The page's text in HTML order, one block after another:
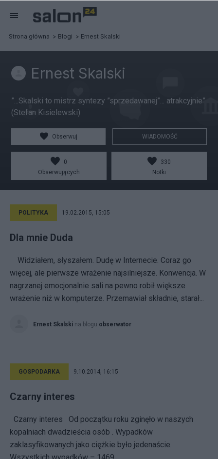
Strona główna Blogi Ernest Skalski
Ernest Skalski
”...Skalski to mistrz syntezy ”sprzedawanej”... atrakcyjnie”
(Stefan Kisielewski)
Obserwuj WIADOMOŚĆ
0
Obserwujących
330
Notki
POLITYKA 19.02.2015, 15:05
Dla mnie Duda
Widziałem, słyszałem. Dudę w Internecie. Coraz go
więcej, ale pierwsze wrażenie najsilniejsze. Konwencja. W
nagrzanej emocjonalnie sali na pewno robił większe
wrażenie niż w komputerze. Przemawiał składnie, starał...
Ernest Skalski na blogu obserwator
GOSPODARKA 9.10.2014, 16:15
Czarny interes
Czarny interes Od początku roku zginęło w naszych
kopalniach dwadzieścia osób . Wypadków
zaklasyfikowanych jako ciężkie było jedenaście.